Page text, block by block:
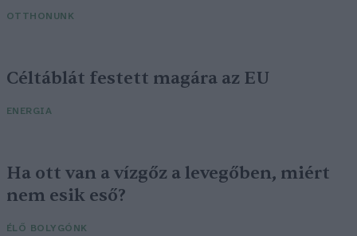
OTTHONUNK
Céltáblát festett magára az EU
ENERGIA
Ha ott van a vízgőz a levegőben, miért
nem esik eső?
ÉLŐ BOLYGÓNK